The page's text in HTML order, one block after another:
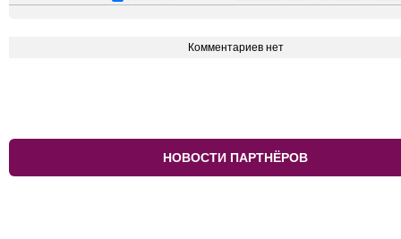
Комментариев нет
НОВОСТИ ПАРТНЁРОВ